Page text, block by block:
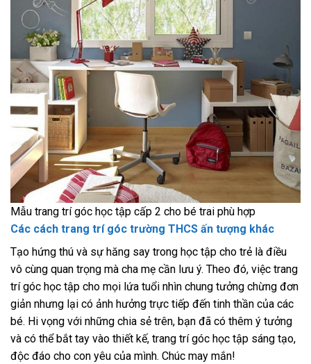
Mẫu trang trí góc học tập cấp 2 cho bé trai phù hợp
Các cách trang trí góc trường THCS ấn tượng khác
Tạo hứng thú và sự hăng say trong học tập cho trẻ là điều
vô cùng quan trọng mà cha mẹ cần lưu ý. Theo đó, việc trang
trí góc học tập cho mọi lứa tuổi nhìn chung tưởng chừng đơn
giản nhưng lại có ảnh hưởng trực tiếp đến tinh thần của các
bé. Hi vọng với những chia sẻ trên, bạn đã có thêm ý tưởng
và có thể bắt tay vào thiết kế, trang trí góc học tập sáng tạo,
độc đáo cho con yêu của mình. Chúc may mắn!